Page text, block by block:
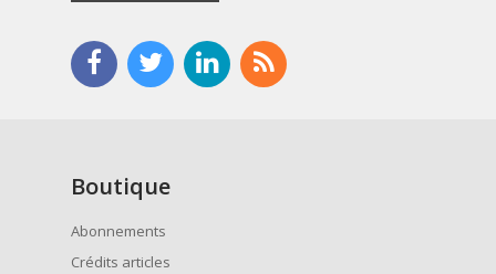
Boutique
Abonnements
Crédits articles